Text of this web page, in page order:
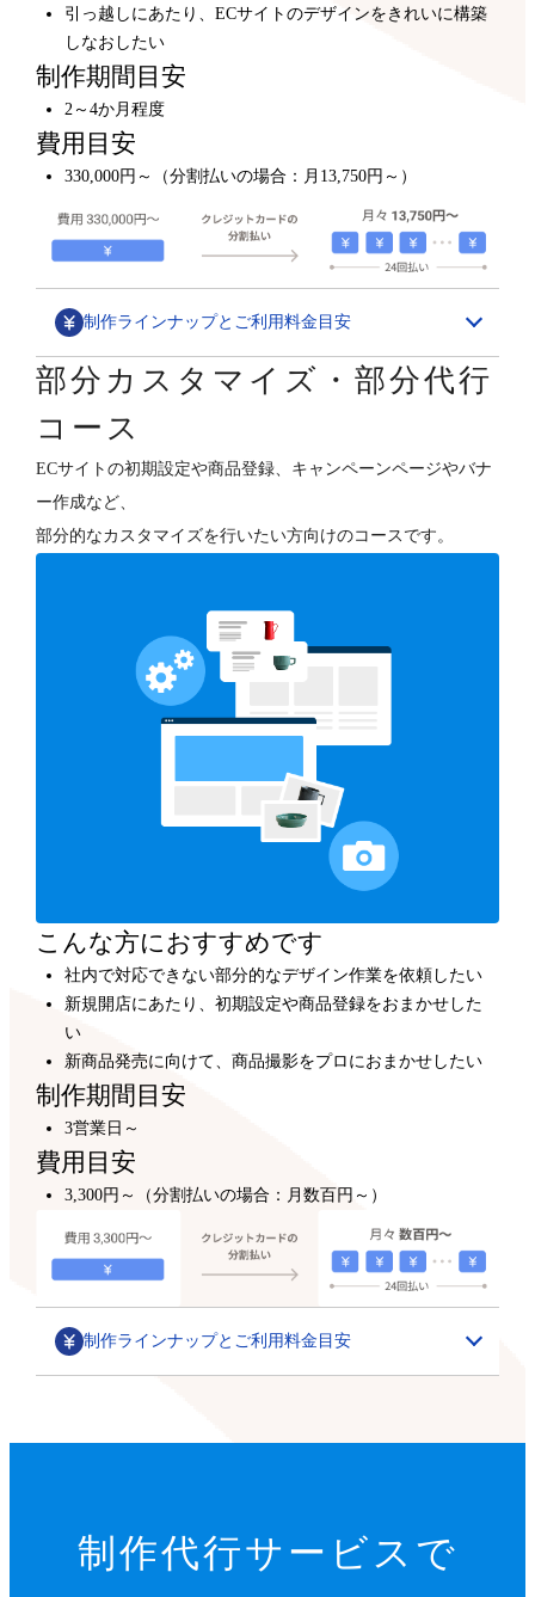
引っ越しにあたり、ECサイトのデザインをきれいに構築
しなおしたい
制作期間目安
2～4か月程度
費用目安
330,000円～（分割払いの場合：月13,750円～）
制作ラインナップとご利用料金目安
デザインカスタマイズ
1,580,000円～
ECサイトの“勝ちパターン”を網羅したデザイン構築と、
各種支援（分析・集客・CRM・更新）を行います。
デザインフルカスタマイズ
800,000円～
オーナーさまのご要望に合わせて、ショップデザインを
フルカスタマイズします。
300,000円～
プロのデザイナーが、テンプレートをもとにショップデ
部分カスタマイズ・部分代行
コース
ECサイトの初期設定や商品登録、キャンペーンページやバナ
ー作成など、
部分的なカスタマイズを行いたい方向けのコースです。
こんな方におすすめです
社内で対応できない部分的なデザイン作業を依頼したい
新規開店にあたり、初期設定や商品登録をおまかせした
い
新商品発売に向けて、商品撮影をプロにおまかせしたい
制作期間目安
3営業日～
費用目安
3,300円～（分割払いの場合：月数百円～）
制作ラインナップとご利用料金目安
カテゴリごとの商品一覧や、季節に合わせた期間限定の
特集ページ作成を行います。
22,000円
その他
制作代行サービスで